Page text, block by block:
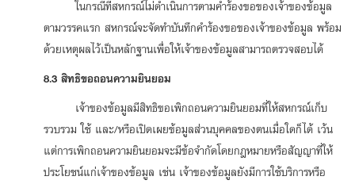
ในกรณีที่สหกรณ์ไม่ดำเนินการตามคำร้องขอของเจ้าของข้อมูล
ตามวรรคแรก สหกรณ์จะจัดทำบันทึกคำร้องขอของเจ้าของข้อมูล พร้อม
ด้วยเหตุผลไว้เป็นหลักฐานเพื่อให้เจ้าของข้อมูลสามารถตรวจสอบได้
8.3 สิทธิขอถอนความยินยอม
เจ้าของข้อมูลมีสิทธิขอเพิกถอนความยินยอมที่ให้สหกรณ์เก็บ
รวบรวม ใช้ และ/หรือเปิดเผยข้อมูลส่วนบุคคลของตนเมื่อใดก็ได้ เว้น
แต่การเพิกถอนความยินยอมจะมีข้อจำกัดโดยกฎหมายหรือสัญญาที่ให้
ประโยชน์แก่เจ้าของข้อมูล เช่น เจ้าของข้อมูลยังมีการใช้บริการหรือ